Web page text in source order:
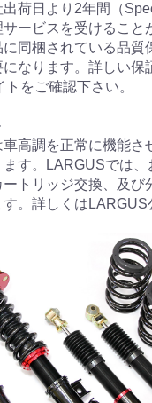
荷日より2年間（
ービスを受けること
同梱されている品質
なります。詳しい保
をご確認下さい。
高調を正常に機能さ
す。LARGUSでは、
トリッジ交換、及び
す。詳しくは